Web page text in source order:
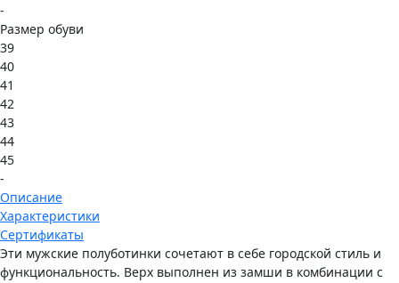
-
Размер обуви
39
40
41
42
43
44
45
-
Описание
Характеристики
Сертификаты
Эти мужские полуботинки сочетают в себе городской стиль и
функциональность. Верх выполнен из замши в комбинации с